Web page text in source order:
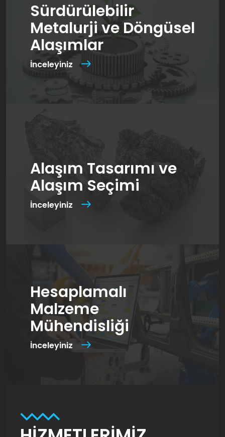
Sürdürülebilir
Metalurji ve Döngüsel
Alaşımlar
İnceleyiniz
Alaşım Tasarımı ve
Alaşım Seçimi
İnceleyiniz
Hesaplamalı
Malzeme
Mühendisliği
İnceleyiniz